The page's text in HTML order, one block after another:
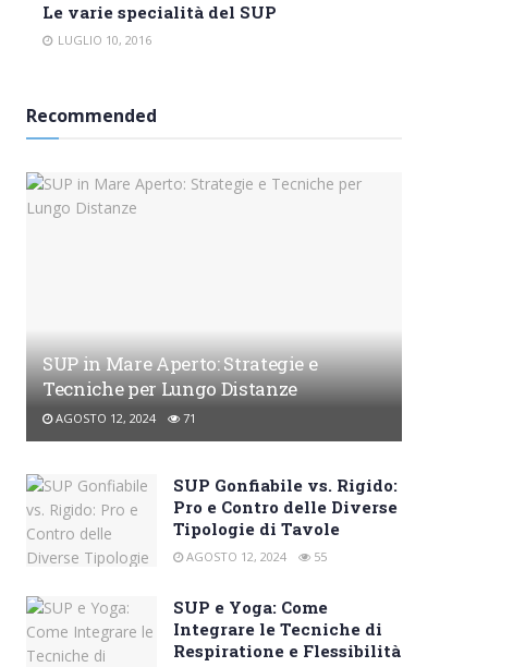
Le varie specialità del SUP
LUGLIO 10, 2016
Recommended
SUP in Mare Aperto: Strategie e
Tecniche per Lungo Distanze
AGOSTO 12, 2024 71
SUP Gonfiabile vs. Rigido:
Pro e Contro delle Diverse
Tipologie di Tavole
AGOSTO 12, 2024 55
SUP e Yoga: Come
Integrare le Tecniche di
Respiratione e Flessibilità